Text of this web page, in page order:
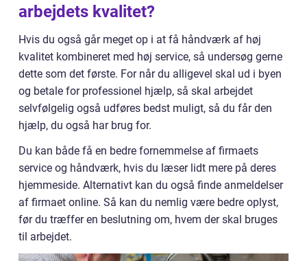
arbejdets kvalitet?
Hvis du også går meget op i at få håndværk af høj
kvalitet kombineret med høj service, så undersøg gerne
dette som det første. For når du alligevel skal ud i byen
og betale for professionel hjælp, så skal arbejdet
selvfølgelig også udføres bedst muligt, så du får den
hjælp, du også har brug for.
Du kan både få en bedre fornemmelse af firmaets
service og håndværk, hvis du læser lidt mere på deres
hjemmeside. Alternativt kan du også finde anmeldelser
af firmaet online. Så kan du nemlig være bedre oplyst,
før du træffer en beslutning om, hvem der skal bruges
til arbejdet.